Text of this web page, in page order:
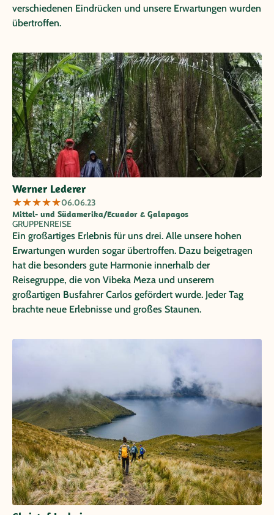
verschiedenen Eindrücken und unsere Erwartungen wurden
übertroffen.
Werner Lederer
★★★★★06.06.23
Mittel- und Südamerika/Ecuador & Galapagos
GRUPPENREISE
Ein großartiges Erlebnis für uns drei. Alle unsere hohen
Erwartungen wurden sogar übertroffen. Dazu beigetragen
hat die besonders gute Harmonie innerhalb der
Reisegruppe, die von Vibeka Meza und unserem
großartigen Busfahrer Carlos gefördert wurde. Jeder Tag
brachte neue Erlebnisse und großes Staunen.